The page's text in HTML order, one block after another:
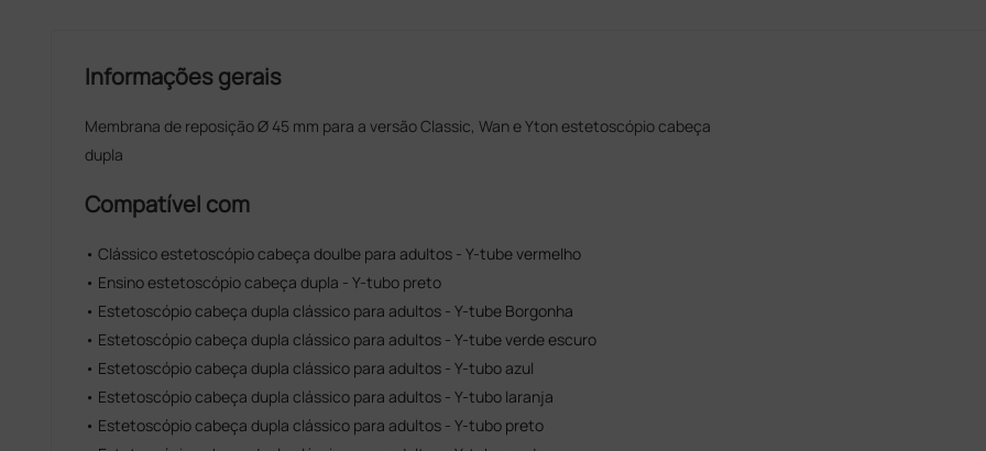
Informações gerais
Membrana de reposição Ø 45 mm para a versão Classic, Wan e Yton estetoscópio cabeça
dupla
Compatível com
• Clássico estetoscópio cabeça doulbe para adultos - Y-tube vermelho
• Ensino estetoscópio cabeça dupla - Y-tubo preto
• Estetoscópio cabeça dupla clássico para adultos - Y-tube Borgonha
• Estetoscópio cabeça dupla clássico para adultos - Y-tube verde escuro
• Estetoscópio cabeça dupla clássico para adultos - Y-tubo azul
• Estetoscópio cabeça dupla clássico para adultos - Y-tubo laranja
• Estetoscópio cabeça dupla clássico para adultos - Y-tubo preto